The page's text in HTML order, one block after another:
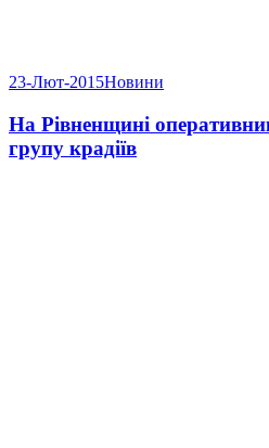
23-Лют-2015Новини
На Рівненщині
групу крадіїв